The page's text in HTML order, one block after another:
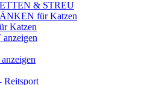
& STREU
für Katzen
Katzen
Reitsport